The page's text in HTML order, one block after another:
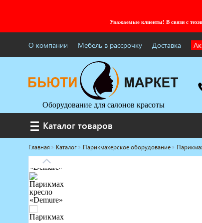
Уважаемые клиенты! В связи с
О компании Мебель в рассрочку Доставка
Оборудование для салонов красоты
Каталог товаров
Каталог товаров
Услуги под ключ
Мебель для барбершопа
Оборудование с регистрационным
удостоверением
Главная Каталог Парикмахерское оборудование